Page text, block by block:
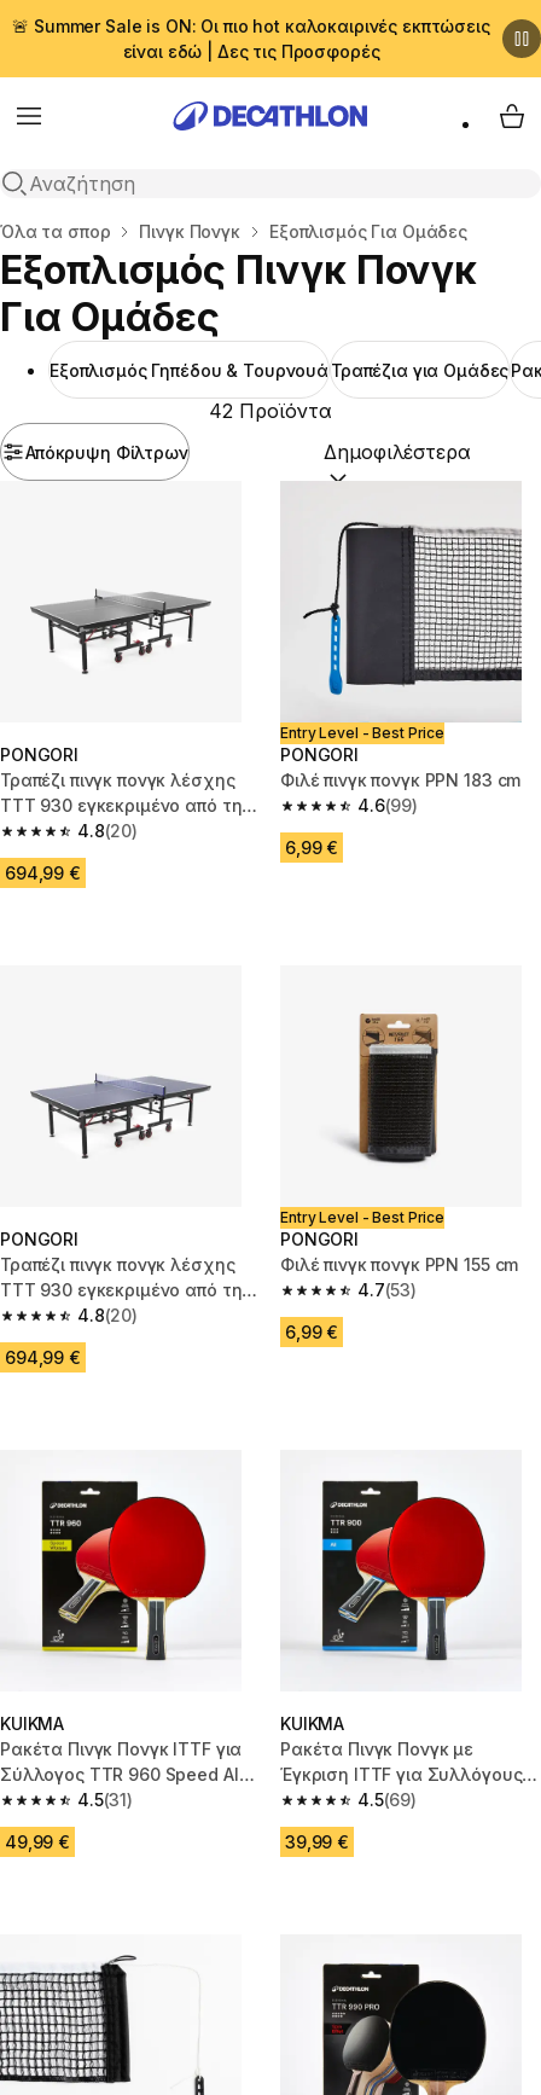
🚨 Summer Sale is ON: Οι πιο hot καλοκαιρινές εκπτώσεις
είναι εδώ | Δες τις Προσφορές
Menu
Αναζήτηση
My
Αρχική σελίδα
Όλα τα σπορ Πινγκ Πονγκ Εξοπλισμός Για Ομάδες
Εξοπλισμός Πινγκ Πονγκ
Για Ομάδες
Εξοπλισμός Γηπέδου & Τουρνουά Τραπέζια για Ομάδες
Απόκρυψη Φίλτρων
42 Προϊόντα
Ταξινόμηση κατά:
PONGORI
Τραπέζι πινγκ πονγκ λέσχης
ΤΤΤ 930 εγκεκριμένο από την
ITTF (Διεθνής Ομοσπονδία
Επιτραπέζιας Αντισφαίρισης)
με μαύρες επιφάνειες
4.8
4.8 out of 5 stars from 20 reviews
(20)
694,99 €
Entry Level - Best Price
PONGORI
Φιλέ πινγκ πονγκ PPN 183 cm
4.6
4.6 out of 5 stars from 99
(99)
6,99 €
PONGORI
Τραπέζι πινγκ πονγκ λέσχης
ΤΤΤ 930 εγκεκριμένο από την
ITTF (Διεθνής Ομοσπονδία
Επιτραπέζιας Αντισφαίρισης)
με μπλε επιφάνειες
4.8
4.8 out of 5 stars from 20 reviews
(20)
694,99 €
Entry Level - Best Price
PONGORI
Φιλέ πινγκ πονγκ PPN 155 cm
4.7
4.7 out of 5 stars from 53
(53)
6,99 €
KUIKMA
Ρακέτα Πινγκ Πονγκ ITTF για
Σύλλογος TTR 960 Speed Alc
8*
4.5
4.5 out of 5 stars from 31 reviews
(31)
49,99 €
KUIKMA
Ρακέτα Πινγκ Πονγκ με
Έγκριση ITTF για Συλλόγους
TTR 900 6*
4.5
4.5 out of 5 stars from 69
(69)
39,99 €